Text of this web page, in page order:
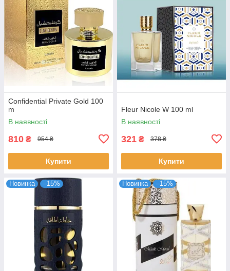
Confidential Private Gold 100
m
В наявності
810 ₴ 954 ₴
Купити
Fleur Nicole W 100 ml
В наявності
321 ₴ 378 ₴
Купити
Новинка –15% Новинка –15%